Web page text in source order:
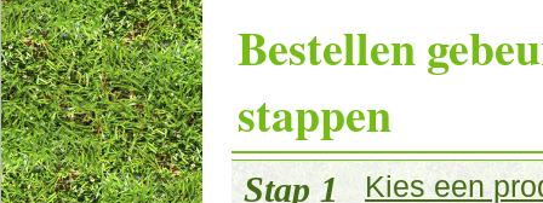
Bestellen
stappen
Stap 1
Kies een